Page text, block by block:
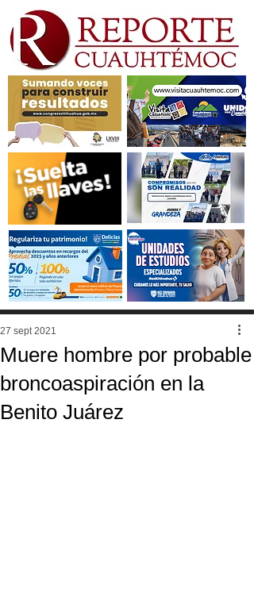
Muere hombre por probable
broncoaspiración en la
Benito Juárez
27 sept 2021